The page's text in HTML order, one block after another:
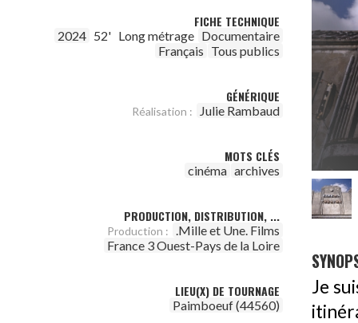
FICHE TECHNIQUE
2024 52' Long métrage Documentaire
Français Tous publics
GÉNÉRIQUE
Réalisation : Julie Rambaud
MOTS CLÉS
cinéma archives
PRODUCTION, DISTRIBUTION, ...
Production : .Mille et Une. Films
France 3 Ouest-Pays de la Loire
LIEU(X) DE TOURNAGE
Paimboeuf (44560)
Je